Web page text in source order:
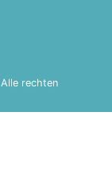
rechten